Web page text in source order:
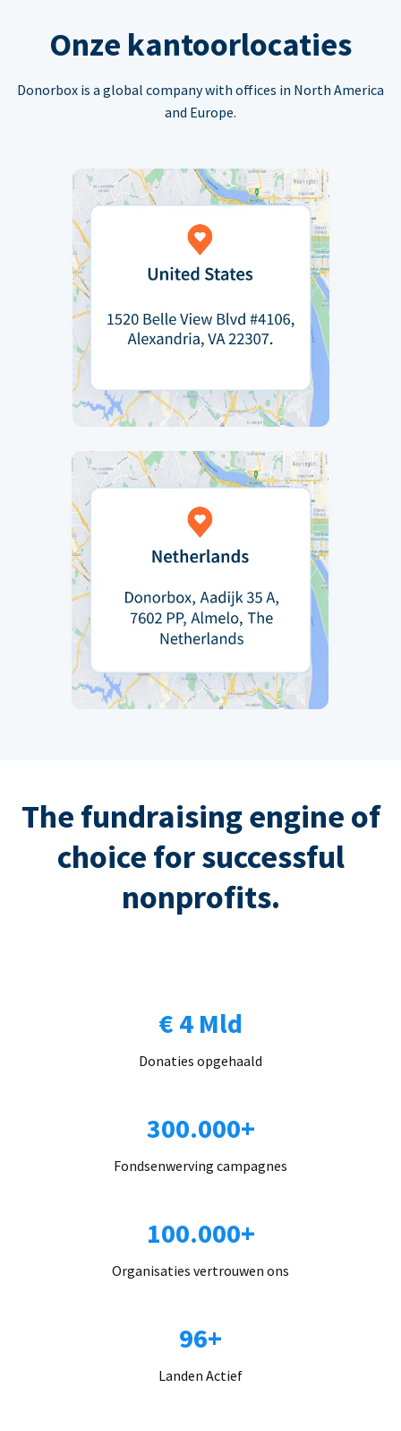
Onze kantoorlocaties
Donorbox is a global company with offices in North America
and Europe.
The fundraising engine of
choice for successful
nonprofits.
€ 4 Mld
Donaties opgehaald
300.000+
Fondsenwerving campagnes
100.000+
Organisaties vertrouwen ons
96+
Landen Actief